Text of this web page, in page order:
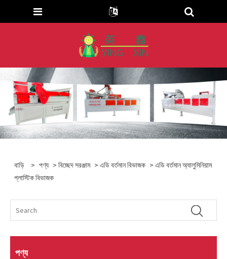
বাড়ি > পণ্য >বিচ্ছেদ সরঞ্জাম >এডি বর্তমান বিভাজক > এডি বর্তমান অ্যালুমিনিয়াম
প্লাস্টিক বিভাজক
পণ্য